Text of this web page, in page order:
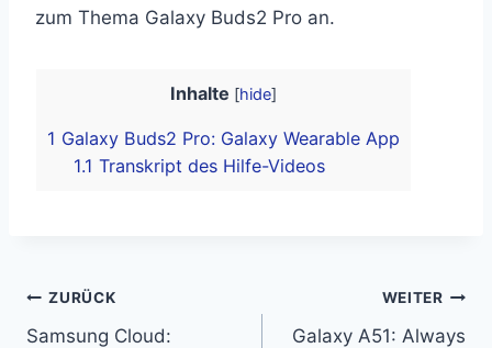
zum Thema Galaxy Buds2 Pro an.
Inhalte [hide]
1 Galaxy Buds2 Pro: Galaxy Wearable App
1.1 Transkript des Hilfe-Videos
Beitragsnavigation
ZURÜCK
Samsung Cloud:
WEITER
Galaxy A51: Always